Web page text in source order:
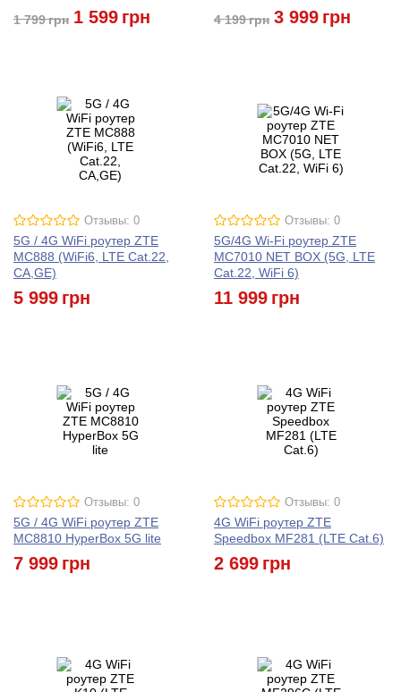
1 799грн 1 599 грн
4 199грн 3 999 грн
Отзывы: 0
5G / 4G WiFi роутер ZTE
MC888 (WiFi6, LTE Cat.22,
CA,GE)
5 999 грн
Отзывы: 0
5G/4G Wi-Fi роутер ZTE
MC7010 NET BOX (5G, LTE
Cat.22, WiFi 6)
11 999 грн
Отзывы: 0
5G / 4G WiFi роутер ZTE
MC8810 HyperBox 5G lite
7 999 грн
Отзывы: 0
4G WiFi роутер ZTE
Speedbox MF281 (LTE Cat.6)
2 699 грн